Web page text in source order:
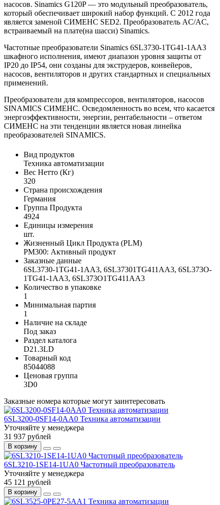
насосов. Sinamics G120P — это модульный преобразователь,
который обеспечивает широкий набор функций. С 2012 года
является заменой СИМЕНС SED2. Преобразователь AC/AC,
встраиваемый на плате(на шасси) Sinamics.
Частотные преобразователи Sinamics 6SL3730-1TG41-1AA3
шкафного исполнения, имеют диапазон уровня защиты от
IP20 до IP54, они созданы для экструдеров, конвейеров,
насосов, вентиляторов и других стандартных и специальных
применений.
Преобразователи для компрессоров, вентиляторов, насосов
SINAMICS СИМЕНС. Осведомленность во всем, что касается
энергоэффективности, энергии, рентабельности – ответом
СИМЕНС на эти тенденции является новая линейка
преобразователей SINAMICS.
Вид продуктов
Техника автоматизации
Вес Нетто (Кг)
320
Страна происхождения
Германия
Группа Продукта
4924
Единицы измерения
шт.
Жизненный Цикл Продукта (PLM)
PM300: Активный продукт
Заказные данные
6SL3730-1TG41-1AA3, 6SL37301TG411AA3, 6SL373O-
1TG41-1AA3, 6SL373O1TG411AA3
Количество в упаковке
1
Минимальная партия
1
Наличие на складе
Под заказ
Раздел каталога
D21.3LD
Товарный код
85044088
Ценовая группа
3D0
Заказные номера которые могут заинтересовать
6SL3200-0SF14-0AA0 Техника автоматизации
Уточняйте у менеджера
31 937 рублей
В корзину
6SL3210-1SE14-1UA0 Частотный преобразователь
Уточняйте у менеджера
45 121 рублей
В корзину